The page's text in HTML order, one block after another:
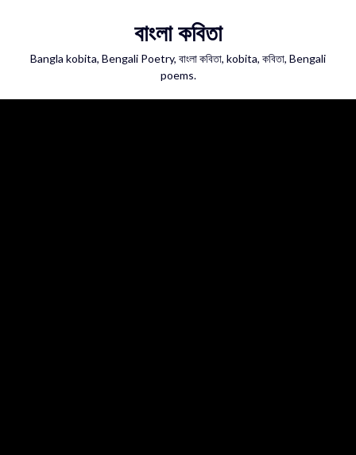
বাংলা কবিতা
Bangla kobita, Bengali Poetry, বাংলা কবিতা, kobita, কবিতা, Bengali
poems.